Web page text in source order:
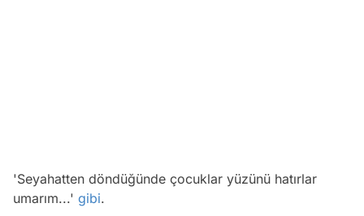
'Seyahatten döndüğünde çocuklar yüzünü hatırlar
umarım...' gibi.